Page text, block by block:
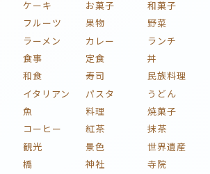
ケーキ お菓子
和菓子
フルーツ 果物
野菜
ラーメン カレー
ランチ
食事 定食
丼
和食 寿司
民族料理
イタリアン パスタ
うどん
魚 料理
焼菓子
コーヒー 紅茶
抹茶
観光 景色
世界遺産
橋 神社
寺院